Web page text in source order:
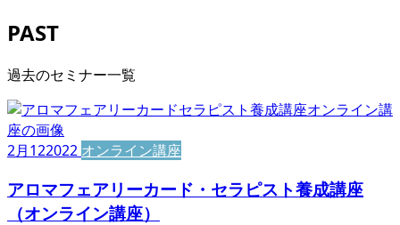
PAST
過去のセミナー一覧
2月122022 オンライン講座
アロマフェアリーカード・セラピスト養成講座
（オンライン講座）